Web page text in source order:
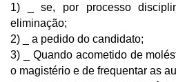
1) _ se, por processo
eliminação;
2) _ a pedido do candidato;
3) _ Quando acometido de
o magistério e de frequentar as